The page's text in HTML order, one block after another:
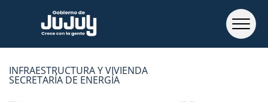
INFRAESTRUCTURA Y VIVIENDA
SECRETARÍA DE ENERGÍA